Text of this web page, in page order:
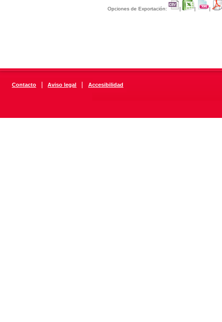
Opciones de Exportación: | | |
Contacto | Aviso legal | Accesibilidad